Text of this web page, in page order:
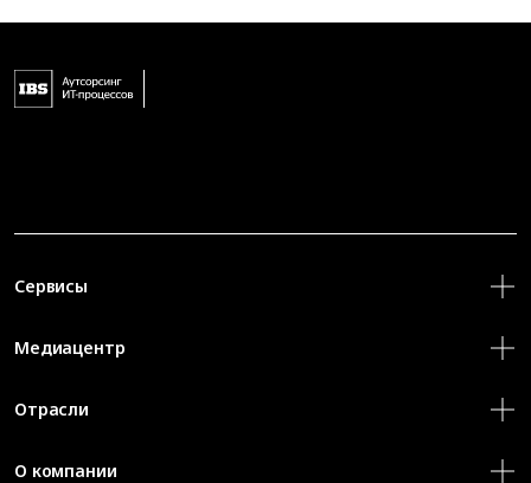
Сервисы
Медиацентр
Отрасли
О компании